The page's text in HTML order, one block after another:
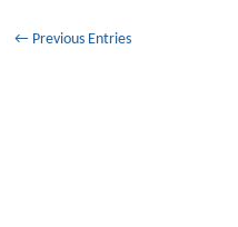
← Previous Entries